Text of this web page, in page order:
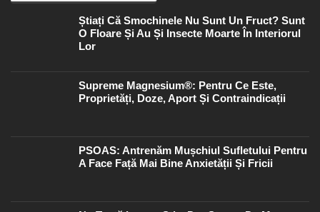
Știați Că Smochinele Nu Sunt Un Fruct? Sunt
O Floare Și Au Și Insecte Moarte În Interiorul
Lor
Supreme Magnesium®: Pentru Ce Este,
Proprietăți, Doze, Aport Și Contraindicații
PSOAS: Antrenăm Mușchiul Sufletului Pentru
A Face Față Mai Bine Anxietății Și Fricii